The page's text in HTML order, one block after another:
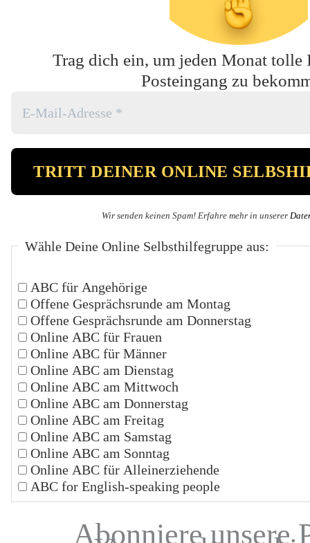
Trag dich ein, um jeden Monat tolle
Posteingang zu
Wir senden keinen Spam! Erfahre mehr in unserer
Wähle Deine Online Selbsthilfegruppe aus:
ABC für Angehörige
Offene Gesprächsrunde am Montag
Offene Gesprächsrunde am Donnerstag
Online ABC für Frauen
Online ABC für Männer
Online ABC am Dienstag
Online ABC am Mittwoch
Online ABC am Donnerstag
Online ABC am Freitag
Online ABC am Samstag
Online ABC am Sonntag
Online ABC für Alleinerziehende
ABC for English-speaking people
Abonniere unsere